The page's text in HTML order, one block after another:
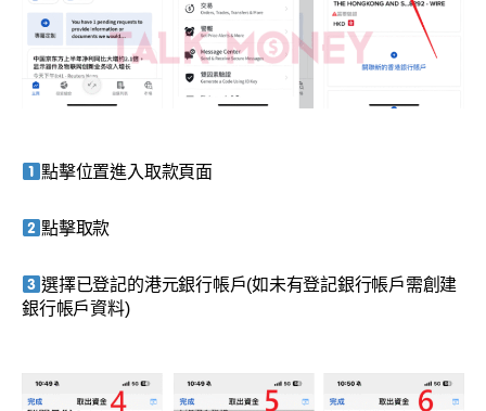
點擊位置進入取款頁面
點擊取款
選擇已登記的港元銀行帳戶(如未有登記銀行帳戶需創建
銀行帳戶資料)